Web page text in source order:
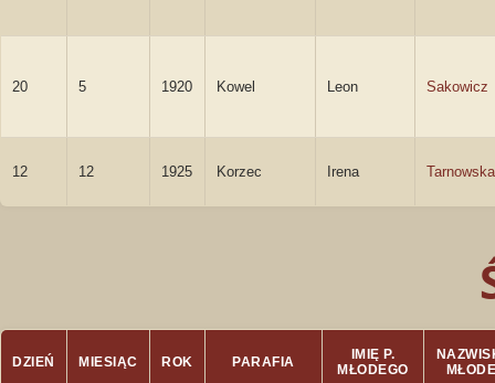
20 5 1920 Kowel Leon Sakowicz
12 12 1925 Korzec Irena Tarnowska
DZIEŃ MIESIĄC ROK PARAFIA
IMIĘ P.
MŁODEGO